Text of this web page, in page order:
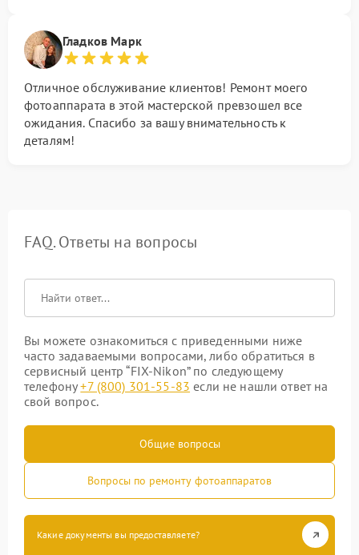
Гладков Марк
Отличное обслуживание клиентов! Ремонт моего
фотоаппарата в этой мастерской превзошел все
ожидания. Спасибо за вашу внимательность к
деталям!
FAQ. Ответы на вопросы
Вы можете ознакомиться с приведенными ниже
часто задаваемыми вопросами, либо обратиться в
сервисный центр “FIX-Nikon” по следующему
телефону+7 (800) 301-55-83 если не нашли ответ на
свой вопрос.
Общие вопросы
Вопросы по ремонту фотоаппаратов
Какие документы вы предоставляете?